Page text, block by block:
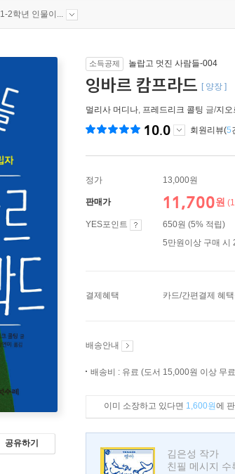
1-2학년 인물이...
공유하기
소득공제 놀랍고 멋진 사람들-004
잉바르 캄프라드 [ 양장 ]
멀리사 머디나, 프레드리크 콜팅 글/지오
10.0 회원리뷰(5
정가 13,000원
판매가 11,700원
YES포인트
650원 (5% 적립)
5만원이상 구매 시
결제혜택 카드/간편결제 혜
배송안내
배송비 : 유료 (도서 15,000원 이상 무
이미 소장하고 있다면 1,600원에
김은성 작가
친필 메시지 수